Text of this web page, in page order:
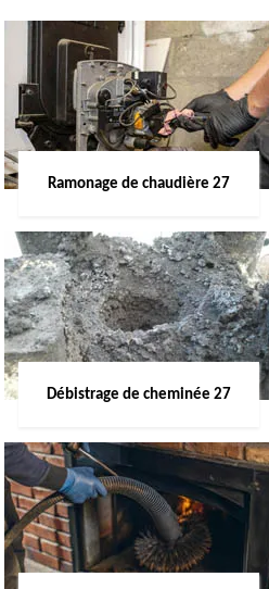
Ramonage de chaudière 27
Débistrage de cheminée 27